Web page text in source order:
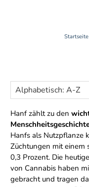
Startseite
Hanf zählt zu den
Hanfs als Nutzpflanze
Züchtungen mit einem
0,3 Prozent. Die
von Cannabis haben
gebracht und tragen